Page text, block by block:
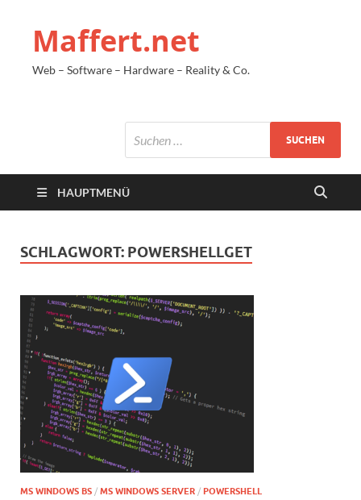
Maffert.net
Web – Software – Hardware – Reality & Co.
HAUPTMENÜ
SCHLAGWORT: POWERSHELLGET
MS WINDOWS BS / MS WINDOWS SERVER / POWERSHELL